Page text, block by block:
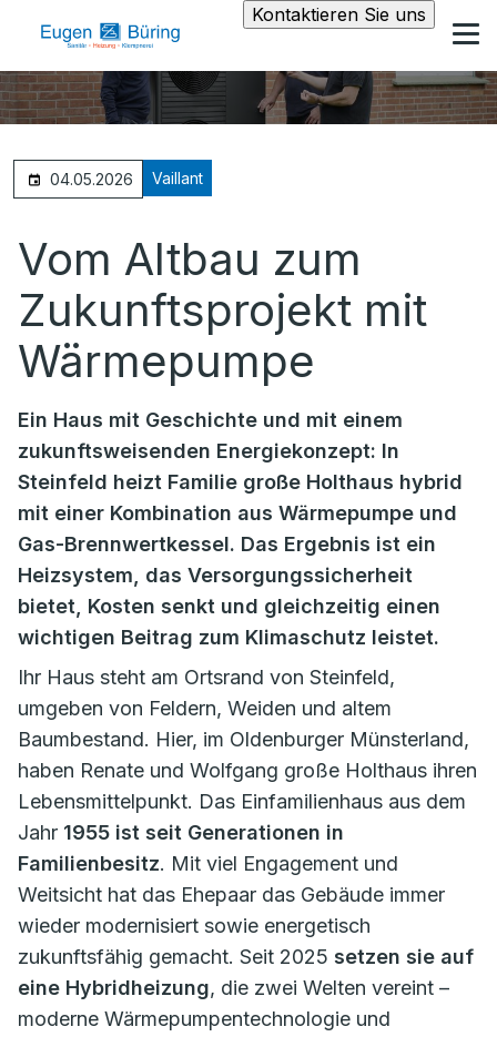
Kontaktieren Sie uns
04.05.2026 Vaillant
Vom Altbau zum
Zukunftsprojekt mit
Wärmepumpe
Ein Haus mit Geschichte und mit einem
zukunftsweisenden Energiekonzept: In
Steinfeld heizt Familie große Holthaus hybrid
mit einer Kombination aus Wärmepumpe und
Gas-Brennwertkessel. Das Ergebnis ist ein
Heizsystem, das Versorgungssicherheit
bietet, Kosten senkt und gleichzeitig einen
wichtigen Beitrag zum Klimaschutz leistet.
Ihr Haus steht am Ortsrand von Steinfeld,
umgeben von Feldern, Weiden und altem
Baumbestand. Hier, im Oldenburger Münsterland,
haben Renate und Wolfgang große Holthaus ihren
Lebensmittelpunkt. Das Einfamilienhaus aus dem
Jahr 1955 ist seit Generationen in
Familienbesitz. Mit viel Engagement und
Weitsicht hat das Ehepaar das Gebäude immer
wieder modernisiert sowie energetisch
zukunftsfähig gemacht. Seit 2025 setzen sie auf
eine Hybridheizung, die zwei Welten vereint –
moderne Wärmepumpentechnologie und